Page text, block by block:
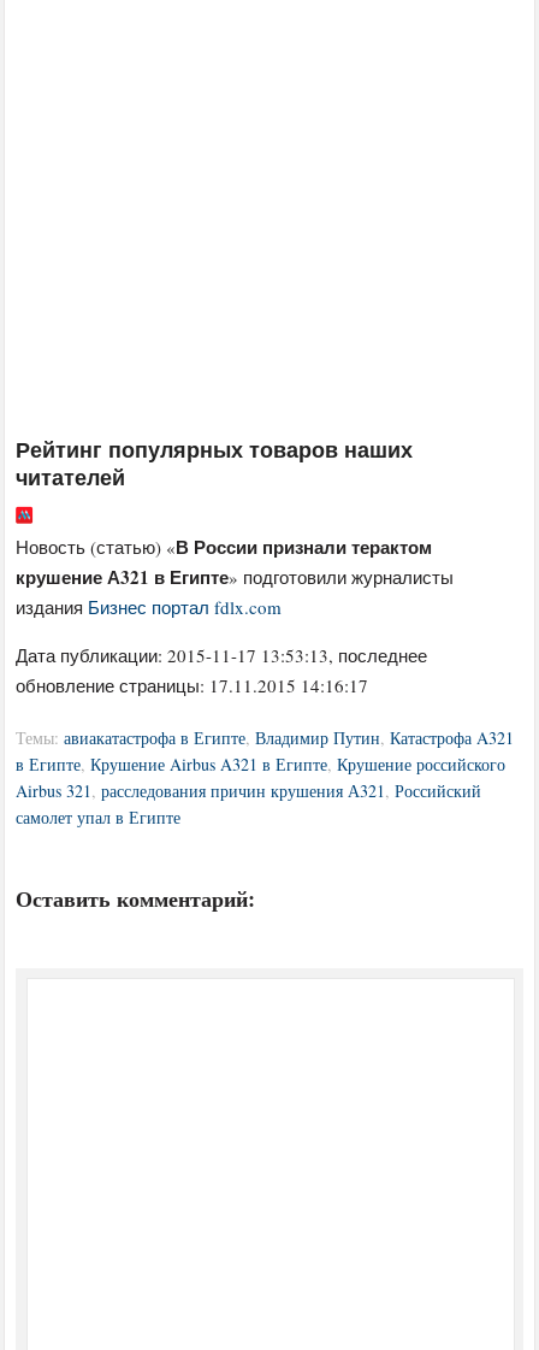
Рейтинг популярных товаров наших
читателей
Новость (статью) «В России признали терактом
крушение А321 в Египте» подготовили журналисты
издания Бизнес портал fdlx.com
Дата публикации:2015-11-17 13:53:13, последнее
обновление страницы: 17.11.2015 14:16:17
Темы:авиакатастрофа в Египте,Владимир Путин,Катастрофа A321
в Египте,Крушение Airbus A321 в Египте,Крушение российского
Airbus 321,расследования причин крушения А321,Российский
самолет упал в Египте
Оставить комментарий: